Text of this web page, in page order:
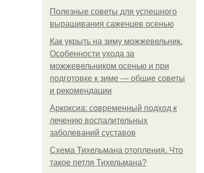
Полезные советы для успешного
выращивания саженцев осенью
Как укрыть на зиму можжевельник.
Особенности ухода за
можжевельником осенью и при
подготовке к зиме — общие советы
и рекомендации
Аркоксиа: современный подход к
лечению воспалительных
заболеваний суставов
Схема Тихельмана отопления. Что
такое петля Тихельмана?